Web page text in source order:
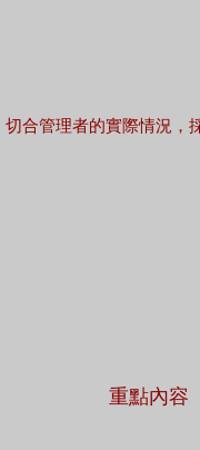
合管理者的實際情況，
重點內容